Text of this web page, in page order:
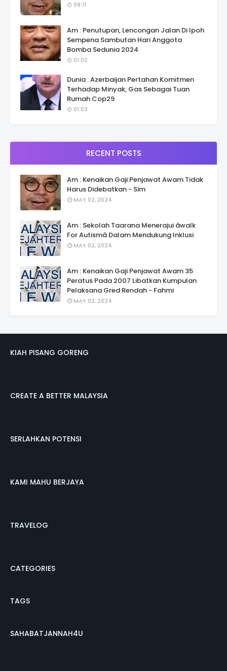
09:11
Am : Penutupan, Lencongan Jalan Di Ipoh
Sempena Sambutan Hari Anggota
Bomba Sedunia 2024
01:02
Dunia : Azerbaijan Pertahan Komitmen
Terhadap Minyak, Gas Sebagai Tuan
Rumah Cop29
01:03
RECENT POSTS
Am : Kenaikan Gaji Penjawat Awam Tidak
Harus Didebatkan - Sim
MAY 02, 2024
Am : Sekolah Taarana Menerajui âwalk
For Autismâ Dalam Mendukung Inklusi
MAY 02, 2024
Am : Kenaikan Gaji Penjawat Awam 35
Peratus Pada 2007 Libatkan Kumpulan
Pelaksana Gred Rendah - Fahmi
MAY 02, 2024
KIAH PISANG GORENG
CREATE A BETTER MALAYSIA
SERLAHKAN POTENSI
KAMI MAHU BERJAYA
TRAVELOG
CATEGORIES
TAGS
SAHABATJANNAH4U